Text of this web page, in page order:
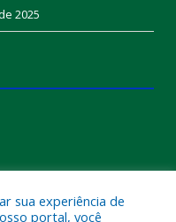
2025
sua experiência de
portal, você